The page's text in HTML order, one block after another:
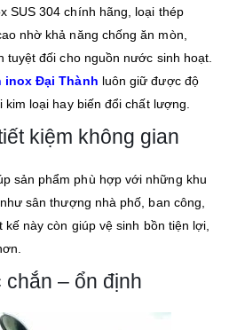
SUS 304 chính hãng, loại thép
nhờ khả năng chống ăn mòn,
tuyệt đối cho nguồn nước sinh hoạt.
inox Đại Thành luôn giữ được độ
loại hay biến đổi chất lượng.
kiệm không gian
sản phẩm phù hợp với những khu
sân thượng nhà phố, ban công,
này còn giúp vệ sinh bồn tiện lợi,
– ổn định